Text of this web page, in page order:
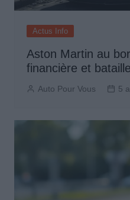
Actus Info
Aston Martin au
financière et
Auto Pour Vous 5